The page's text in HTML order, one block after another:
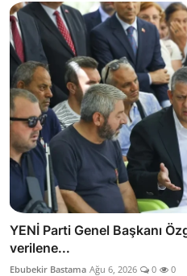
YENİ Parti Genel Başkanı
verilene...
Ebubekir Bastama Ağu 6, 2026 0 0